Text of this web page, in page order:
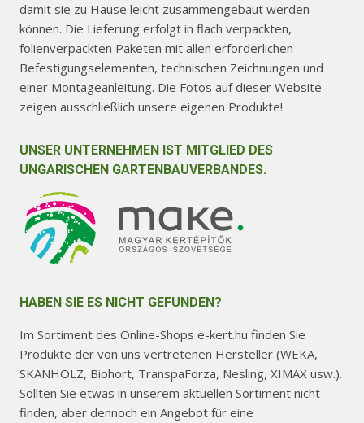
damit sie zu Hause leicht zusammengebaut werden
können. Die Lieferung erfolgt in flach verpackten,
folienverpackten Paketen mit allen erforderlichen
Befestigungselementen, technischen Zeichnungen und
einer Montageanleitung. Die Fotos auf dieser Website
zeigen ausschließlich unsere eigenen Produkte!
UNSER UNTERNEHMEN IST MITGLIED DES
UNGARISCHEN GARTENBAUVERBANDES.
HABEN SIE ES NICHT GEFUNDEN?
Im Sortiment des Online-Shops e-kert.hu finden Sie
Produkte der von uns vertretenen Hersteller (WEKA,
SKANHOLZ, Biohort, TranspaForza, Nesling, XIMAX usw.).
Sollten Sie etwas in unserem aktuellen Sortiment nicht
finden, aber dennoch ein Angebot für eine